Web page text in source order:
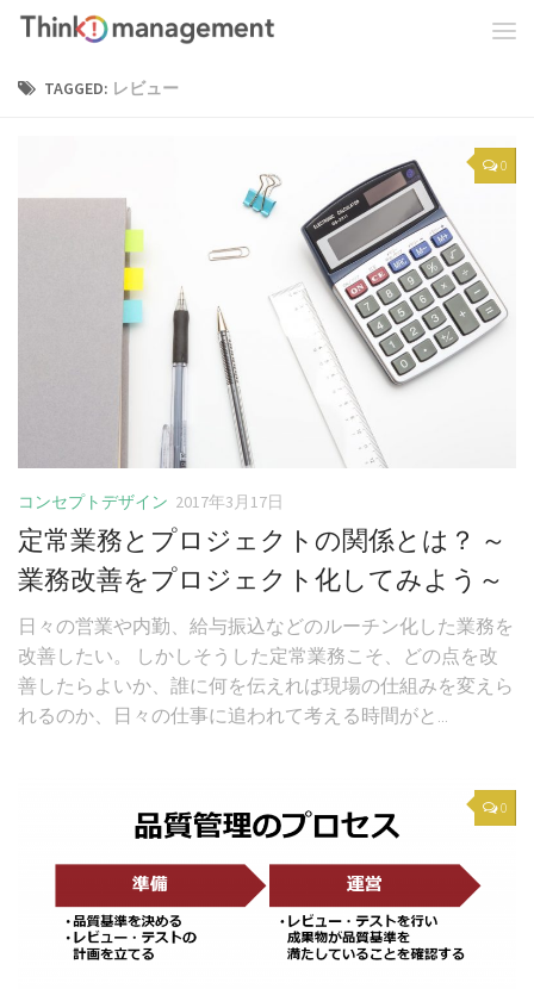
TAGGED: レビュー
0
コンセプトデザイン 2017年3月17日
定常業務とプロジェクトの関係とは？ ～
業務改善をプロジェクト化してみよう～
日々の営業や内勤、給与振込などのルーチン化した業務を
改善したい。 しかしそうした定常業務こそ、どの点を改
善したらよいか、誰に何を伝えれば現場の仕組みを変えら
れるのか、日々の仕事に追われて考える時間がと...
0